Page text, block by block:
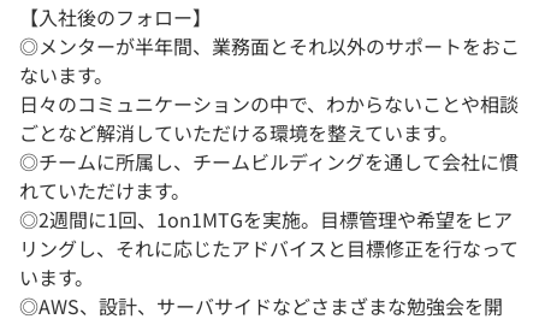
【入社後のフォロー】
◎メンターが半年間、業務面とそれ以外のサポートをおこ
ないます。
日々のコミュニケーションの中で、わからないことや相談
ごとなど解消していただける環境を整えています。
◎チームに所属し、チームビルディングを通して会社に慣
れていただけます。
◎2週間に1回、1on1MTGを実施。目標管理や希望をヒア
リングし、それに応じたアドバイスと目標修正を行なって
います。
◎AWS、設計、サーバサイドなどさまざまな勉強会を開